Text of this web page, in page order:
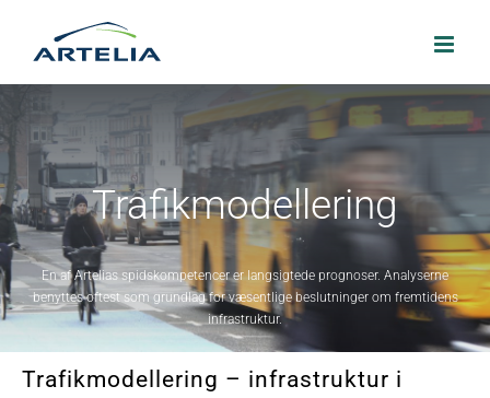
Trafikmodellering
En af Artelias spidskompetencer er langsigtede prognoser. Analyserne
benyttes oftest som grundlag for væsentlige beslutninger om fremtidens
infrastruktur.
Trafikmodellering – infrastruktur i